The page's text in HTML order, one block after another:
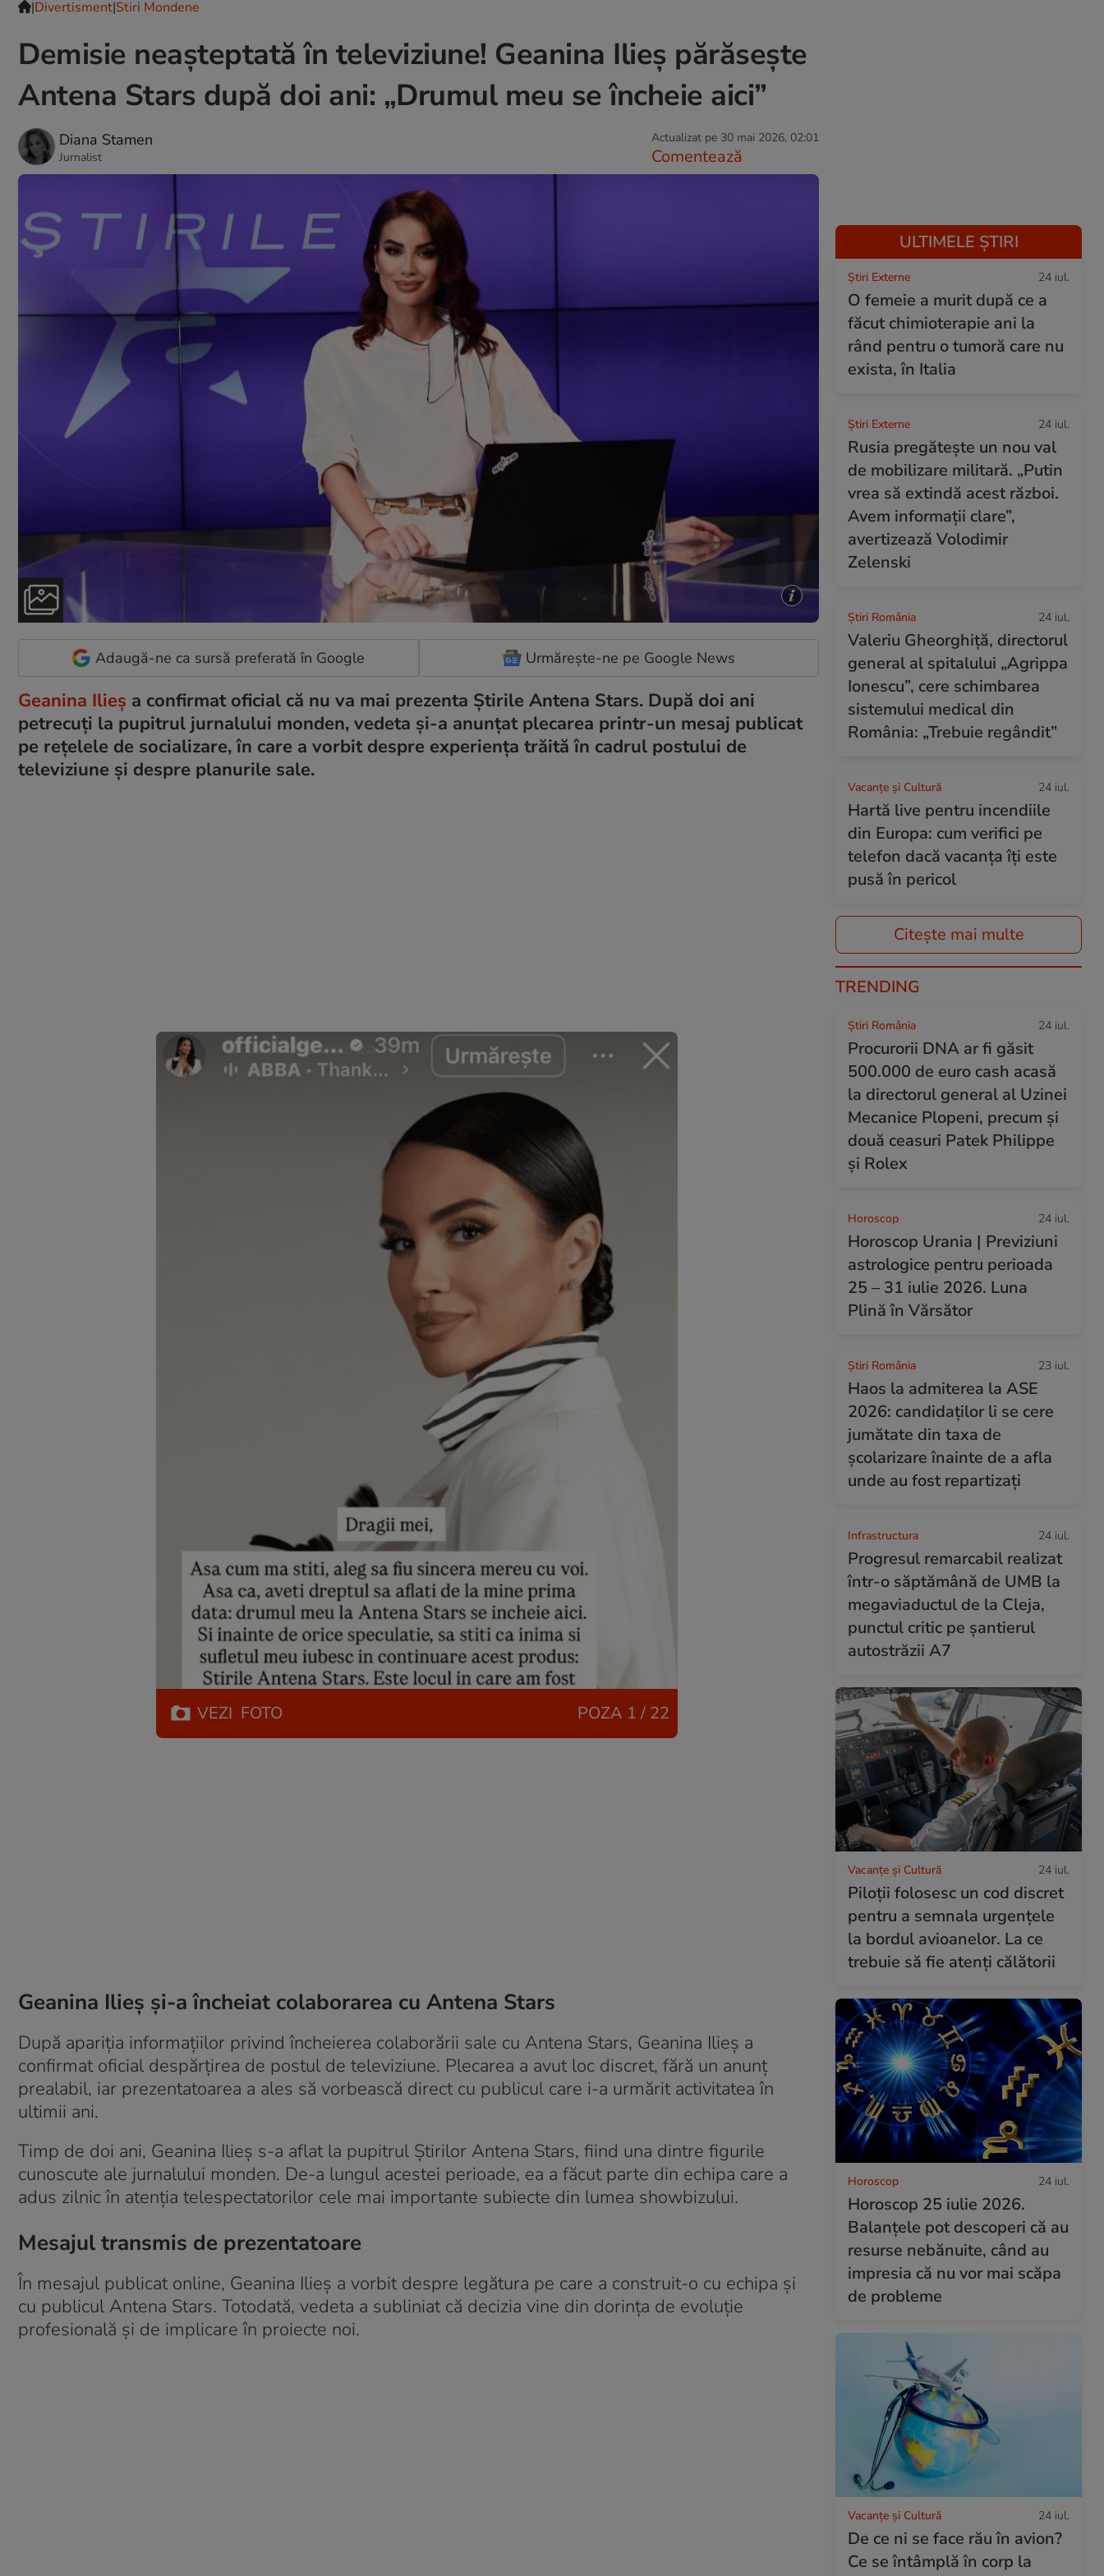
|Divertisment|Stiri Mondene
Demisie neașteptată în televiziune! Geanina Ilieș părăsește
Antena Stars după doi ani: „Drumul meu se încheie aici”
Diana Stamen
Jurnalist
Actualizat pe 30 mai 2026, 02:01
Comentează
Adaugă-ne ca sursă preferată în Google Urmărește-ne pe Google News
Geanina Ilieș a confirmat oficial că nu va mai prezenta Știrile Antena Stars. După doi ani
petrecuți la pupitrul jurnalului monden, vedeta și-a anunțat plecarea printr-un mesaj publicat
pe rețelele de socializare, în care a vorbit despre experiența trăită în cadrul postului de
televiziune și despre planurile sale.
VEZI FOTO POZA 1 / 22
Geanina Ilieș și-a încheiat colaborarea cu Antena Stars
După apariția informațiilor privind încheierea colaborării sale cu Antena Stars, Geanina Ilieș a
confirmat oficial despărțirea de postul de televiziune. Plecarea a avut loc discret, fără un anunț
prealabil, iar prezentatoarea a ales să vorbească direct cu publicul care i-a urmărit activitatea în
ultimii ani.
Timp de doi ani, Geanina Ilieș s-a aflat la pupitrul Știrilor Antena Stars, fiind una dintre figurile
cunoscute ale jurnalului monden. De-a lungul acestei perioade, ea a făcut parte din echipa care a
adus zilnic în atenția telespectatorilor cele mai importante subiecte din lumea showbizului.
Mesajul transmis de prezentatoare
În mesajul publicat online, Geanina Ilieș a vorbit despre legătura pe care a construit-o cu echipa și
cu publicul Antena Stars. Totodată, vedeta a subliniat că decizia vine din dorința de evoluție
profesională și de implicare în proiecte noi.
ULTIMELE ȘTIRI
Știri Externe 24 iul.
O femeie a murit după ce a
făcut chimioterapie ani la
rând pentru o tumoră care nu
exista, în Italia
Știri Externe 24 iul.
Rusia pregătește un nou val
de mobilizare militară. „Putin
vrea să extindă acest război.
Avem informații clare”,
avertizează Volodimir
Zelenski
Știri România 24 iul.
Valeriu Gheorghiță, directorul
general al spitalului „Agrippa
Ionescu”, cere schimbarea
sistemului medical din
România: „Trebuie regândit”
Vacanțe și Cultură 24 iul.
Hartă live pentru incendiile
din Europa: cum verifici pe
telefon dacă vacanța îți este
pusă în pericol
Citește mai multe
TRENDING
Știri România 24 iul.
Procurorii DNA ar fi găsit
500.000 de euro cash acasă
la directorul general al Uzinei
Mecanice Plopeni, precum și
două ceasuri Patek Philippe
și Rolex
Horoscop 24 iul.
Horoscop Urania | Previziuni
astrologice pentru perioada
25 – 31 iulie 2026. Luna
Plină în Vărsător
Știri România 23 iul.
Haos la admiterea la ASE
2026: candidaților li se cere
jumătate din taxa de
școlarizare înainte de a afla
unde au fost repartizați
Infrastructura 24 iul.
Progresul remarcabil realizat
într-o săptămână de UMB la
megaviaductul de la Cleja,
punctul critic pe șantierul
autostrăzii A7
Vacanțe și Cultură 24 iul.
Piloții folosesc un cod discret
pentru a semnala urgențele
la bordul avioanelor. La ce
trebuie să fie atenți călătorii
Horoscop 24 iul.
Horoscop 25 iulie 2026.
Balanțele pot descoperi că au
resurse nebănuite, când au
impresia că nu vor mai scăpa
de probleme
Vacanțe și Cultură 24 iul.
De ce ni se face rău în avion?
Ce se întâmplă în corp la